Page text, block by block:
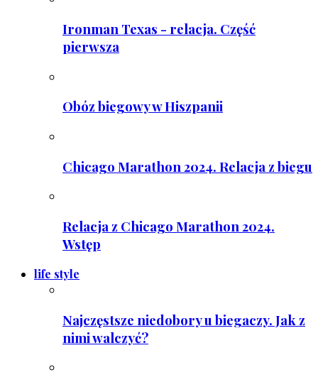
Ironman Texas - relacja. Część
pierwsza
Obóz biegowy w Hiszpanii
Chicago Marathon 2024. Relacja z biegu
Relacja z Chicago Marathon 2024.
Wstęp
life style
Najczęstsze niedobory u biegaczy. Jak z
nimi walczyć?